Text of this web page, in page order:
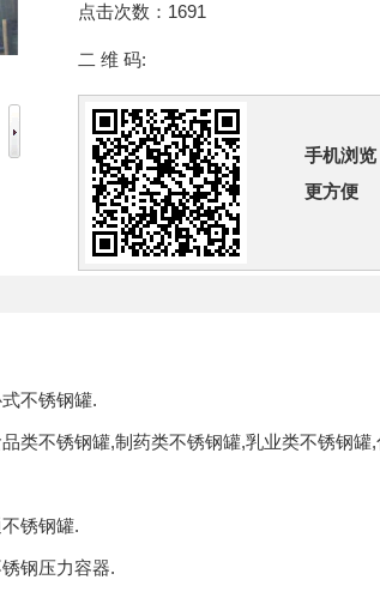
点击次数： 1691
二 维 码:
手机浏览
更方便
不锈钢罐.
类不锈钢罐,制药类不锈钢罐,乳业类不锈钢
锈钢罐.
钢压力容器.